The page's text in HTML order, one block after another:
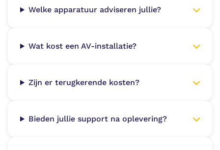
Welke apparatuur adviseren jullie?
Wat kost een AV-installatie?
Zijn er terugkerende kosten?
Bieden jullie support na oplevering?